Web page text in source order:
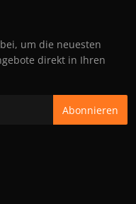
um die neuesten
direkt in Ihren
Abonnieren